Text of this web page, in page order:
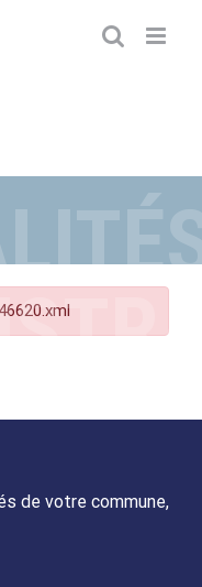
de votre commune,